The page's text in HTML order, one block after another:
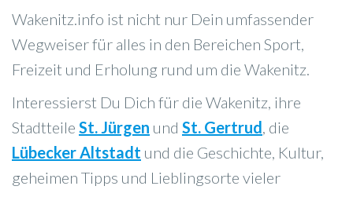
Wakenitz.info ist nicht nur Dein umfassender
Wegweiser für alles in den Bereichen Sport,
Freizeit und Erholung rund um die Wakenitz.
Interessierst Du Dich für die Wakenitz, ihre
Stadtteile St. Jürgen und St. Gertrud, die
Lübecker Altstadt und die Geschichte, Kultur,
geheimen Tipps und Lieblingsorte vieler